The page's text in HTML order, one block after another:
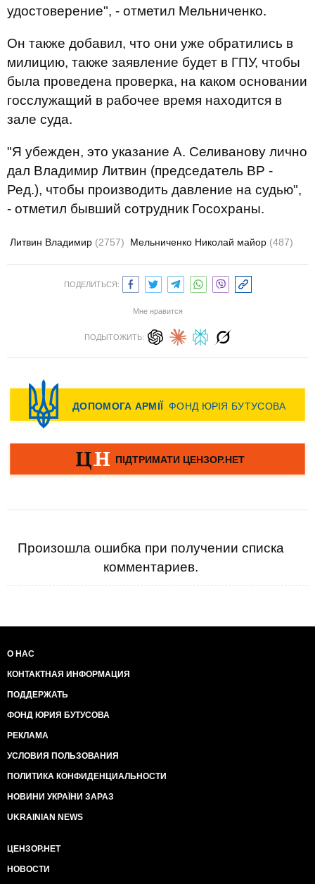
удостоверение", - отметил Мельниченко.
Он также добавил, что они уже обратились в
милицию, также заявление будет в ГПУ, чтобы
была проведена проверка, на каком основании
госслужащий в рабочее время находится в
зале суда.
"Я убежден, это указание А. Селиванову лично
дал Владимир Литвин (председатель ВР -
Ред.), чтобы производить давление на судью",
- отметил бывший сотрудник Госохраны.
Литвин Владимир (2757) Мельниченко Николай майор (487)
ПОДЕЛИТЬСЯ:
Мне нравится
ПОДЫТОЖИТЬ:
Произошла ошибка при получении списка
комментариев.
О НАС
КОНТАКТНАЯ ИНФОРМАЦИЯ
ПОДДЕРЖАТЬ
ФОНД ЮРИЯ БУТУСОВА
РЕКЛАМА
УСЛОВИЯ ПОЛЬЗОВАНИЯ
ПОЛИТИКА КОНФИДЕНЦИАЛЬНОСТИ
НОВИНИ УКРАЇНИ ЗАРАЗ
UKRAINIAN NEWS
ЦЕНЗОР.НЕТ
НОВОСТИ